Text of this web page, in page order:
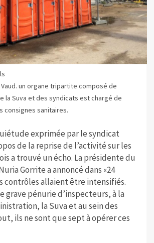
un organe tripartite composé de
la Suva et des syndicats est chargé de
consignes sanitaires.
exprimée par le syndicat
de la reprise de l’activité sur les
a trouvé un écho. La présidente du
Gorrite a annoncé dans «24
contrôles allaient être intensifiés.
grave pénurie d’inspecteurs, à la
la Suva et au sein des
ils ne sont que sept à opérer ces